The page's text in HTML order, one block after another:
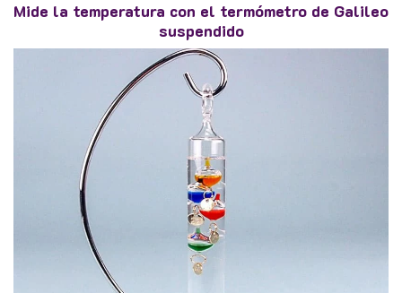
Mide la temperatura con el termómetro de Galileo
suspendido